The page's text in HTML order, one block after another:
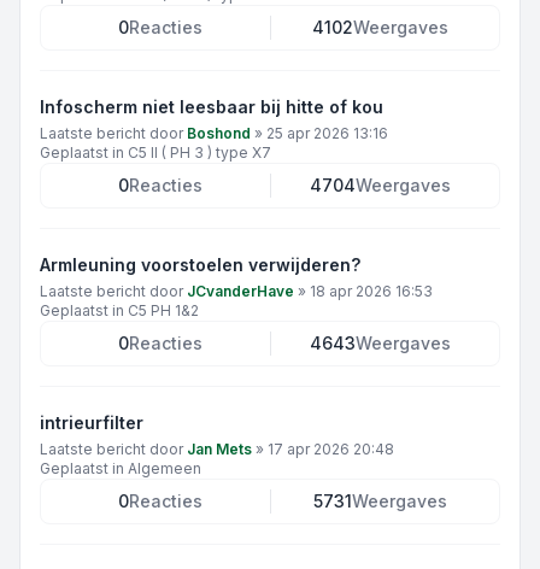
0Reacties 4102Weergaves
Infoscherm niet leesbaar bij hitte of kou
Laatste bericht door Boshond » 25 apr 2026 13:16
Geplaatst in C5 II ( PH 3 ) type X7
0Reacties 4704Weergaves
Armleuning voorstoelen verwijderen?
Laatste bericht door JCvanderHave » 18 apr 2026 16:53
Geplaatst in C5 PH 1&2
0Reacties 4643Weergaves
intrieurfilter
Laatste bericht door Jan Mets » 17 apr 2026 20:48
Geplaatst in Algemeen
0Reacties 5731Weergaves